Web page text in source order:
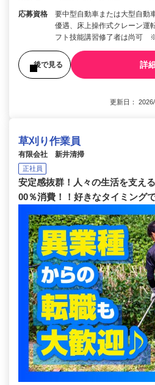
応募資格
要中型自動車または大型自動
優遇、床上操作式クレーン運
フト技能講習修了者は尚可
後で見る 詳
更新日：
草刈り作業員
有限会社 新井清掃
正社員
安定感抜群！人々の生活を支え
00％消費！！好きなタイミング